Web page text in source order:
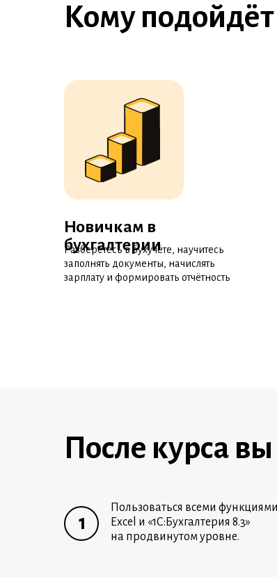
Новичкам в
бухгалтерии
Разберётесь в бухучёте, научитесь
заполнять документы, начислять
зарплату и формировать отчётность
Кому подойдёт
Пользоваться всеми функциями
Excel и «1С:Бухгалтерия 8.3»
на продвинутом уровне.
1
После курса